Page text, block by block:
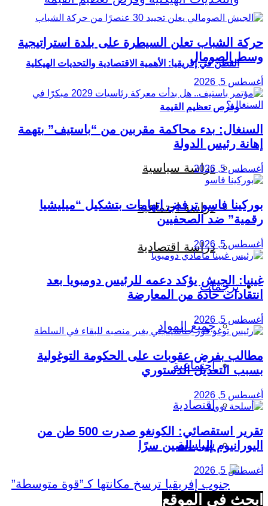
القطن في إفريقيا: الأهمية الاقتصادية والتحديات الهيكلية
وفرص تعظيم القيمة
دراسة سياسية
دراسة اجتماعية
دراسة اقتصادية
ترجمات
جميع المواد
اجتماعية
اقتصادية
سياسية
حركة الشباب تعلن السيطرة على بلدة استراتيجية
وسط الصومال
أغسطس 5, 2026
السنغال: بدء محاكمة مقربين من “باستيف” بتهمة
إهانة رئيس الدولة
أغسطس 5, 2026
بوركينا فاسو ترفض اتهامات بتشكيل “ميليشيا
رقمية” ضد الصحفيين
أغسطس 5, 2026
غينيا: الجيش يؤكد دعمه للرئيس دومبويا بعد
انتقادات حادة من المعارضة
أغسطس 5, 2026
مطالب بفرض عقوبات على الحكومة التوغولية
بسبب التعديل الدستوري
أغسطس 5, 2026
تقرير استقصائي: الكونغو صدرت 500 طن من
اليورانيوم إلى الصين سرًا
أغسطس 5, 2026
ابحث في الموقع